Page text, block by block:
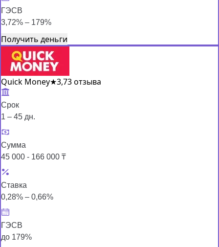
ГЭСВ
3,72% – 179%
Получить деньги
Quick Money★3,73 отзыва
Срок
1 – 45 дн.
Сумма
45 000 - 166 000 ₸
Ставка
0,28% – 0,66%
ГЭСВ
до 179%